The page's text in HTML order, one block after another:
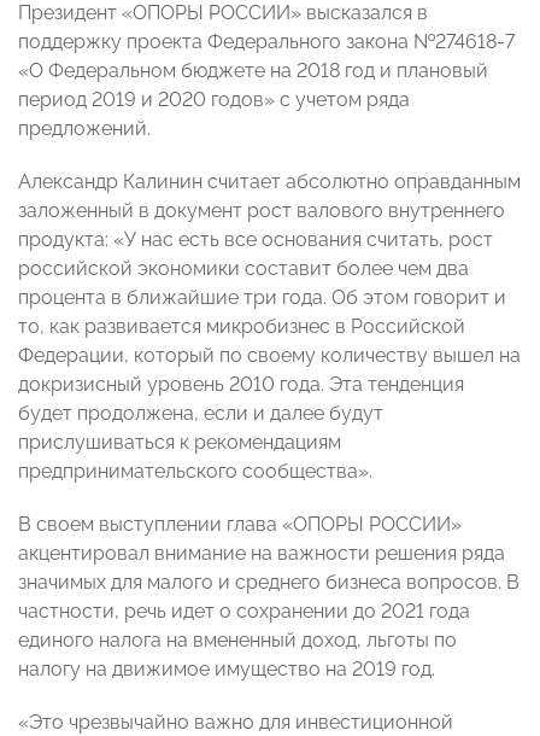
Президент «ОПОРЫ РОССИИ» высказался в
поддержку проекта Федерального закона №274618-7
«О Федеральном бюджете на 2018 год и плановый
период 2019 и 2020 годов» с учетом ряда
предложений.
Александр Калинин считает абсолютно оправданным
заложенный в документ рост валового внутреннего
продукта: «У нас есть все основания считать, рост
российской экономики составит более чем два
процента в ближайшие три года. Об этом говорит и
то, как развивается микробизнес в Российской
Федерации, который по своему количеству вышел на
докризисный уровень 2010 года. Эта тенденция
будет продолжена, если и далее будут
прислушиваться к рекомендациям
предпринимательского сообщества».
В своем выступлении глава «ОПОРЫ РОССИИ»
акцентировал внимание на важности решения ряда
значимых для малого и среднего бизнеса вопросов. В
частности, речь идет о сохранении до 2021 года
единого налога на вмененный доход, льготы по
налогу на движимое имущество на 2019 год.
«Это чрезвычайно важно для инвестиционной